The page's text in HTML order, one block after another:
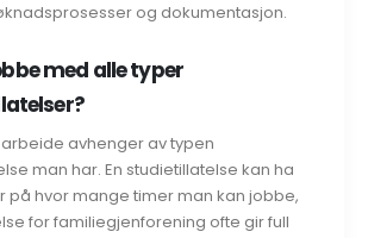
og dokumentasjon.
med alle typer
arbeide avhenger av typen
man har. En studietillatelse kan ha
på hvor mange timer man kan jobbe,
for familiegjenforening ofte gir full